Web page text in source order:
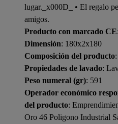
lugar._x000D_ • El regalo
amigos.
Producto con marcado CE
Dimensión: 180x2x180
Composición del producto
Propiedades de lavado:
Peso numeral (gr): 591
Operador económico
del producto:
Oro 46 Poligono Industrial